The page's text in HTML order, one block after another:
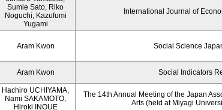
Sumie Sato, Riko
Noguchi, Kazufumi
Yugami
International Journal of
Aram Kwon Social Science
Aram Kwon Social Indicators
Hachiro UCHIYAMA,
Nami SAKAMOTO,
Hiroki INOUE
The 14th Annual Meeting of the Japan
Arts (held at Miyagi